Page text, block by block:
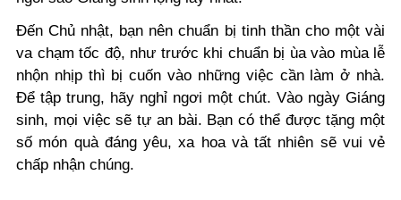
Đến Chủ nhật, bạn nên chuẩn bị tinh thần cho một vài
va chạm tốc độ, như trước khi chuẩn bị ùa vào mùa lễ
nhộn nhịp thì bị cuốn vào những việc cần làm ở nhà.
Để tập trung, hãy nghỉ ngơi một chút. Vào ngày Giáng
sinh, mọi việc sẽ tự an bài. Bạn có thể được tặng một
số món quà đáng yêu, xa hoa và tất nhiên sẽ vui vẻ
chấp nhận chúng.